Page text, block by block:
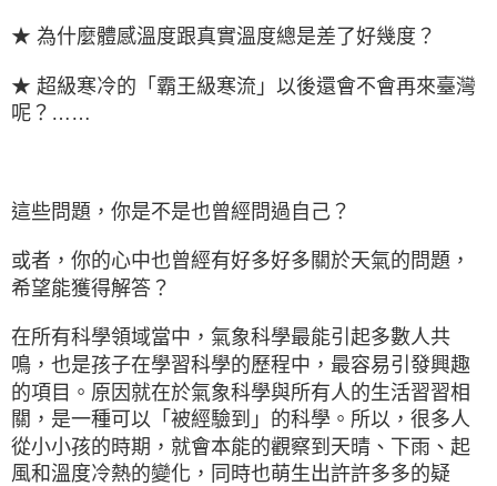
★ 為什麼體感溫度跟真實溫度總是差了好幾度？
★ 超級寒冷的「霸王級寒流」以後還會不會再來臺灣
呢？……
這些問題，你是不是也曾經問過自己？
或者，你的心中也曾經有好多好多關於天氣的問題，
希望能獲得解答？
在所有科學領域當中，氣象科學最能引起多數人共
鳴，也是孩子在學習科學的歷程中，最容易引發興趣
的項目。原因就在於氣象科學與所有人的生活習習相
關，是一種可以「被經驗到」的科學。所以，很多人
從小小孩的時期，就會本能的觀察到天晴、下雨、起
風和溫度冷熱的變化，同時也萌生出許許多多的疑